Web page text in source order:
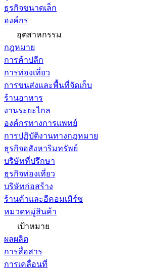
ธุรกิจขนาดเล็ก
องค์กร
อุตสาหกรรม
กฎหมาย
การค้าปลีก
การท่องเที่ยว
การขนส่งและพื้นที่จัดเก็บ
ร้านอาหาร
งานระยะไกล
องค์กรทางการแพทย์
การปฏิบัติงานทางกฎหมาย
ธุรกิจอสังหาริมทรัพย์
บริษัทที่ปรึกษา
ธุรกิจท่องเที่ยว
บริษัทก่อสร้าง
ร้านค้าและอีคอมเมิร์ซ
หมวดหมู่สินค้า
เป้าหมาย
ผลผลิต
การสื่อสาร
การเคลื่อนที่